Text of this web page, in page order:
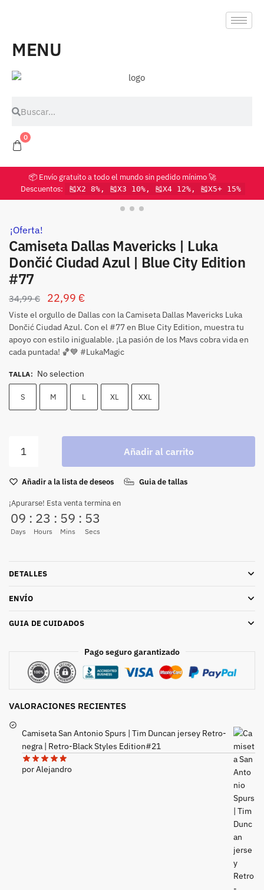
MENU
0
📦 Envío gratuito a todo el mundo sin pedido mínimo 🚀
Descuentos:
🎽X2 8%, 🎽X3 10%, 🎽X4 12%, 🎽X5+ 15%
¡Oferta!
Camiseta Dallas Mavericks | Luka
Dončić Ciudad Azul | Blue City Edition
#77
34,99€ 22,99 €
Viste el orgullo de Dallas con la Camiseta Dallas Mavericks Luka
Dončić Ciudad Azul. Con el #77 en Blue City Edition, muestra tu
apoyo con estilo inigualable. ¡La pasión de los Mavs cobra vida en
cada puntada! 🏀💙 #LukaMagic
TALLA: No selection
S M L XL XXL
Añadir al carrito
Añadir a la lista de deseos Guia de tallas
¡Apurarse! Esta venta termina en
09
Days
: 23
Hours
: 59
Mins
: 53
Secs
DETALLES
ENVÍO
GUIA DE CUIDADOS
Pago seguro garantizado
VALORACIONES RECIENTES
Camiseta San Antonio Spurs | Tim Duncan jersey Retro-
negra | Retro-Black Styles Edition#21
por Alejandro